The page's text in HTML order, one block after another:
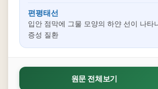
편평태선
입안 점막에 그물 모양의 하얀 선이 나타
증성 질환
원문 전체보기